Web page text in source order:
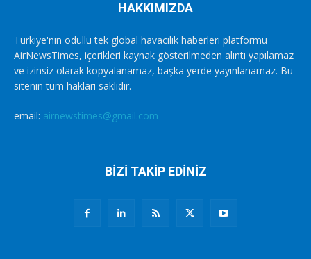
HAKKIMIZDA
Türkiye'nin ödüllü tek global havacılık haberleri platformu
AirNewsTimes, içerikleri kaynak gösterilmeden alıntı yapılamaz
ve izinsiz olarak kopyalanamaz, başka yerde yayınlanamaz. Bu
sitenin tüm hakları saklıdır.
email: airnewstimes@gmail.com
BİZİ TAKİP EDİNİZ